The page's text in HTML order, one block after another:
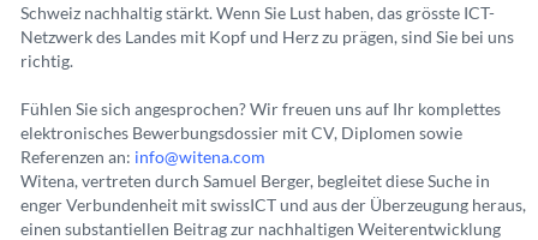
Schweiz nachhaltig stärkt. Wenn Sie Lust haben, das grösste ICT-
Netzwerk des Landes mit Kopf und Herz zu prägen, sind Sie bei uns
richtig.
Fühlen Sie sich angesprochen? Wir freuen uns auf Ihr komplettes
elektronisches Bewerbungsdossier mit CV, Diplomen sowie
Referenzen an: info@witena.com
Witena, vertreten durch Samuel Berger, begleitet diese Suche in
enger Verbundenheit mit swissICT und aus der Überzeugung heraus,
einen substantiellen Beitrag zur nachhaltigen Weiterentwicklung